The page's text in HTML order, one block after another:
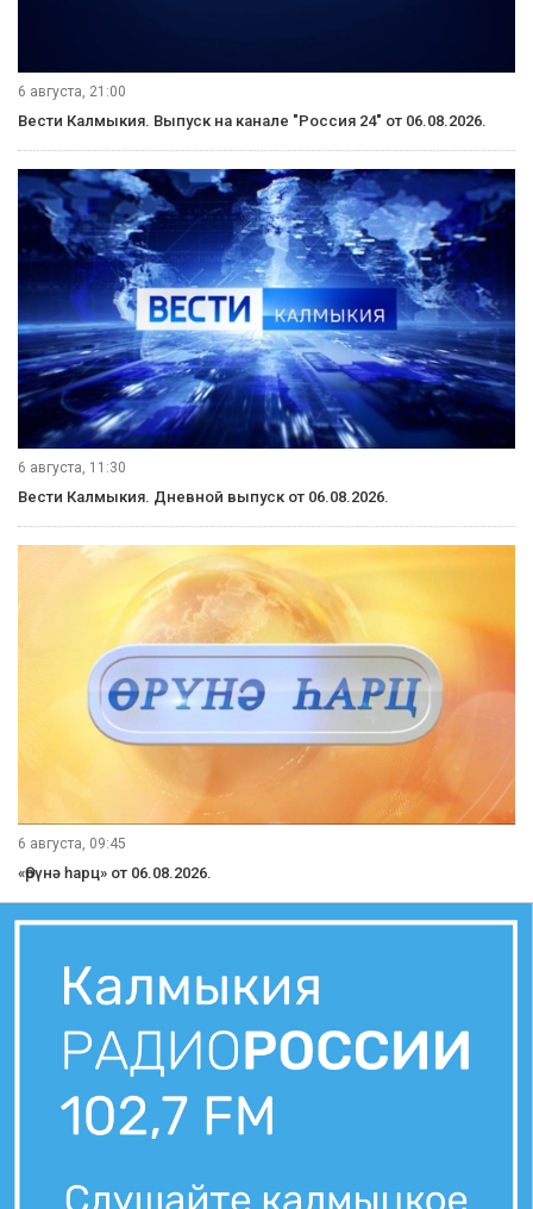
6 августа, 21:00
Вести Калмыкия. Выпуск на канале "Россия 24" от 06.08.2026.
6 августа, 11:30
Вести Калмыкия. Дневной выпуск от 06.08.2026.
6 августа, 09:45
«Өрүнә һарц» от 06.08.2026.